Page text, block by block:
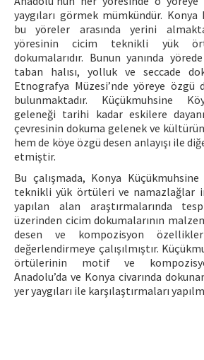
yaygıları görmek mümkündür. Konya
bu yöreler arasında yerini
yöresinin cicim teknikli yük
dokumalarıdır. Bunun yanında
taban halısı, yolluk ve seccade
Etnografya Müzesi’nde yöreye özgü
bulunmaktadır. Küçükmuhsine
geleneği tarihi kadar eskilere
çevresinin dokuma gelenek ve
hem de köye özgü desen anlayışı ile
etmiştir.
Bu çalışmada, Konya
teknikli yük örtüleri ve namazlağlar
yapılan alan araştırmalarında
üzerinden cicim dokumalarının
desen ve kompozisyon
değerlendirmeye çalışılmıştır.
örtülerinin motif ve
Anadolu’da ve Konya civarında
yer yaygıları ile karşılaştırmaları